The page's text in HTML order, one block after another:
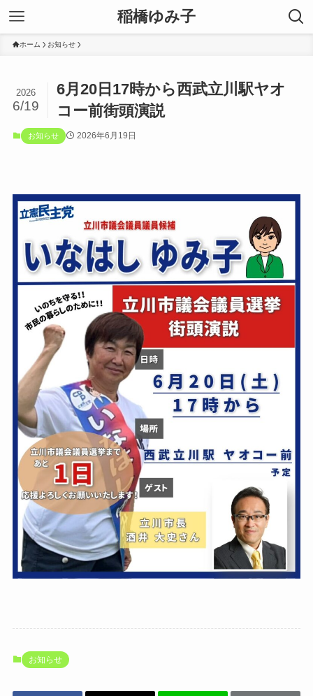
稲橋ゆみ子
ホーム お知らせ
6月20日17時から西武立川駅ヤオ
コー前街頭演説
2026
6/19
お知らせ 2026年6月19日
お知らせ